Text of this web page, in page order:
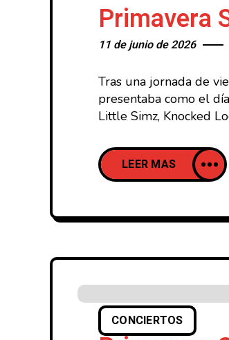
Primavera
11 de junio de 2026
Tras una jornada de
presentaba como el
Little Simz, Knocked
LEER MAS
CONCIERTOS